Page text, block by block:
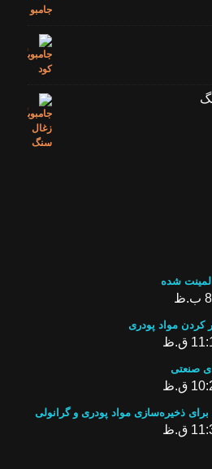
لمینت شده
صنعتی
برای ذخیره‌سازی مواد پودری و گرانولی